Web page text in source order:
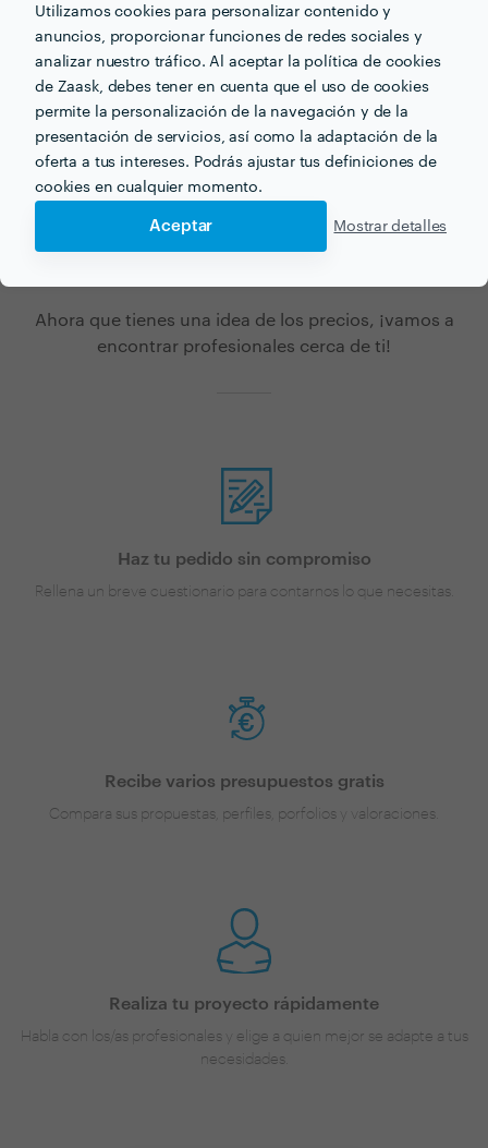
Utilizamos cookies para personalizar contenido y
anuncios, proporcionar funciones de redes sociales y
analizar nuestro tráfico. Al aceptar la política de cookies
de Zaask, debes tener en cuenta que el uso de cookies
permite la personalización de la navegación y de la
presentación de servicios, así como la adaptación de la
oferta a tus intereses. Podrás ajustar tus definiciones de
cookies en cualquier momento.
Aceptar Mostrar detalles
¿Buscas instalación de
electrodomésticos para tu
Ahora que tienes una idea de los precios, ¡vamos a
encontrar profesionales cerca de ti!
Haz tu pedido sin compromiso
Rellena un breve cuestionario para contarnos lo que necesitas.
Recibe varios presupuestos gratis
Compara sus propuestas, perfiles, porfolios y valoraciones.
Realiza tu proyecto rápidamente
Habla con los/as profesionales y elige a quien mejor se adapte a tus
necesidades.